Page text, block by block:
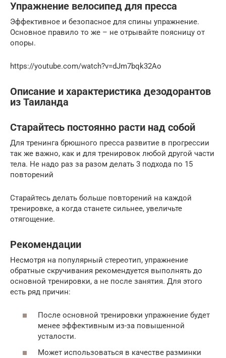
Упражнение велосипед для пресса
Эффективное и безопасное для спины упражнение.
Основное правило то же – не отрывайте поясницу от
опоры.
https://youtube.com/watch?v=dJm7bqk32Ao
Описание и характеристика дезодорантов
из Таиланда
Старайтесь постоянно расти над собой
Для тренинга брюшного пресса развитие в прогрессии
так же важно, как и для тренировок любой другой части
тела. Не надо раз за разом делать 3 подхода по 15
повторений
Старайтесь делать больше повторений на каждой
тренировке, а когда станете сильнее, увеличьте
отягощение.
Рекомендации
Несмотря на популярный стереотип, упражнение
обратные скручивания рекомендуется выполнять до
основной тренировки, а не после занятия. Для этого
есть ряд причин:
После основной тренировки упражнение будет
менее эффективным из-за повышенной
усталости.
Может использоваться в качестве разминки